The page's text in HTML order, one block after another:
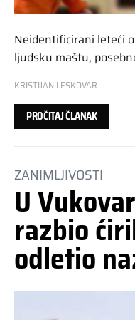
Neidentificirani leteći
ljudsku maštu,
KRISTIJAN LESKOVAR
PROČITAJ ČLANAK
ZANIMLJIVOSTI
U
razbio
odletio